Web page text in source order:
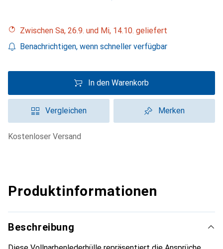
Zwischen Sa, 26.9. und Mi, 14.10. geliefert
Benachrichtigen, wenn schneller verfügbar
In den Warenkorb
Vergleichen Merken
kostenloser Versand
Produktinformationen
Beschreibung